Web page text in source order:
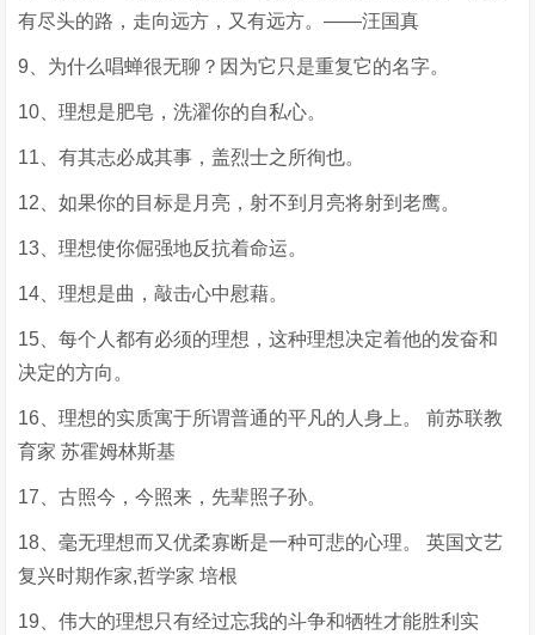
有尽头的路，走向远方，又有远方。——汪国真
9、为什么唱蝉很无聊？因为它只是重复它的名字。
10、理想是肥皂，洗濯你的自私心。
11、有其志必成其事，盖烈士之所徇也。
12、如果你的目标是月亮，射不到月亮将射到老鹰。
13、理想使你倔强地反抗着命运。
14、理想是曲，敲击心中慰藉。
15、每个人都有必须的理想，这种理想决定着他的发奋和
决定的方向。
16、理想的实质寓于所谓普通的平凡的人身上。 前苏联教
育家 苏霍姆林斯基
17、古照今，今照来，先辈照子孙。
18、毫无理想而又优柔寡断是一种可悲的心理。 英国文艺
复兴时期作家,哲学家 培根
19、伟大的理想只有经过忘我的斗争和牺牲才能胜利实